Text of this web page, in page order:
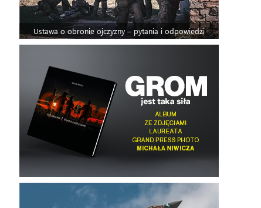
Ustawa o obronie ojczyzny – pytania i odpowiedzi